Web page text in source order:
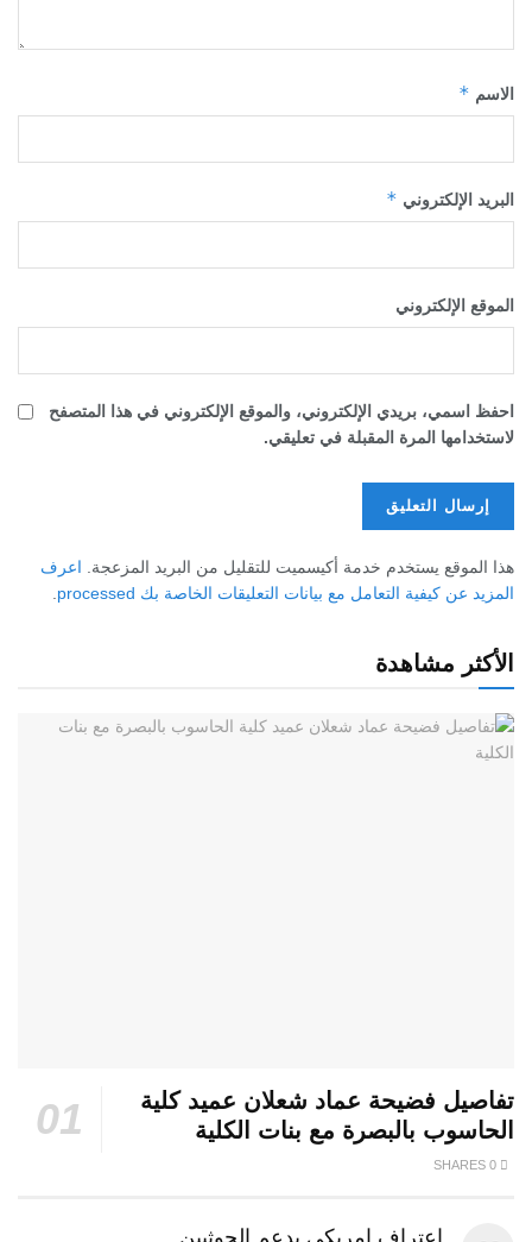
الاسم *
البريد الإلكتروني *
الموقع الإلكتروني
احفظ اسمي، بريدي الإلكتروني، والموقع الإلكتروني في هذا المتصفح
لاستخدامها المرة المقبلة في تعليقي.
هذا الموقع يستخدم خدمة أكيسميت للتقليل من البريد المزعجة. اعرف
المزيد عن كيفية التعامل مع بيانات التعليقات الخاصة بك processed
الأكثر مشاهدة
تفاصيل فضيحة عماد شعلان عميد كلية
الحاسوب بالبصرة مع بنات الكلية
اعتراف امريكي بدعم الحوثيين